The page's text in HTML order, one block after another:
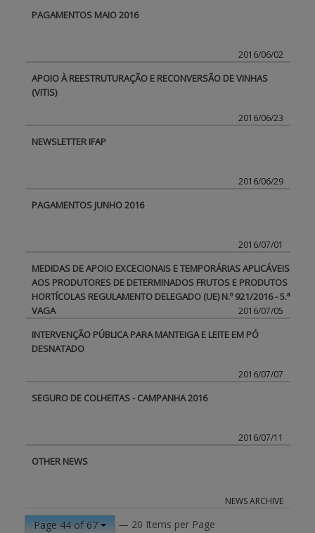
PAGAMENTOS MAIO 2016
2016/06/02
APOIO À REESTRUTURAÇÃO E RECONVERSÃO DE VINHAS
(VITIS)
2016/06/23
NEWSLETTER IFAP
2016/06/29
PAGAMENTOS JUNHO 2016
2016/07/01
MEDIDAS DE APOIO EXCECIONAIS E TEMPORÁRIAS APLICÁVEIS
AOS PRODUTORES DE DETERMINADOS FRUTOS E PRODUTOS
HORTÍCOLAS REGULAMENTO DELEGADO (UE) N.º 921/2016 - 5.ª
VAGA
2016/07/05
INTERVENÇÃO PÚBLICA PARA MANTEIGA E LEITE EM PÓ
DESNATADO
2016/07/07
SEGURO DE COLHEITAS - CAMPANHA 2016
2016/07/11
OTHER NEWS
NEWS ARCHIVE
Page 44 of 67 — 20 Items per Page